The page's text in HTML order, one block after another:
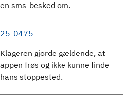
en sms-besked om.
25-0475
Klageren gjorde gældende, at
appen frøs og ikke kunne finde
hans stoppested.